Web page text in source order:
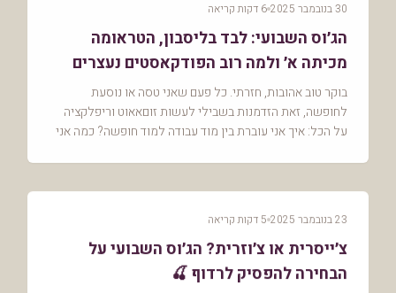
30 בנובמבר 2025 6 דקות קריאה
הג׳וס השבועי: לבד בליסבון, הטראומה
מכיתה א׳ ולמה רוב הפודקאסטים נעצרים
בפרק 10? 🍒
בוקר טוב אהובות, חזרתי. כל פעם שאני טסה או נוסעת
לחופשה, זאת הזדמנות בשבילי לעשות זוםאאוט וריפלקציה
על הכל: איך אני עוברת בין מוד עבודה למוד חופשה? כמה אני
23 בנובמבר 2025 5 דקות קריאה
צ׳ייסרית או צ׳וזרית? הג׳וס השבועי על
הבחירה להפסיק לרדוף 🍒